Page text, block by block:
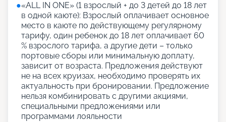
●«АLL IN ONE» (1 взрослый + до 3 детей до 18 лет
в одной каюте): Взрослый оплачивает основное
место в каюте по действующему регулярному
тарифу, один ребенок до 18 лет оплачивает 60
% взрослого тарифа, а другие дети – только
портовые сборы или минимальную доплату,
зависит от возраста. Предложения действуют
не на всех круизах, необходимо проверять их
актуальность при бронировании. Предложение
нельзя комбинировать с другими акциями,
специальными предложениями или
программами лояльности